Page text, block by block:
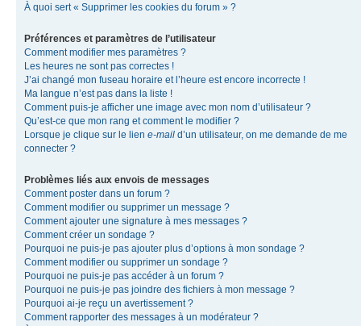
À quoi sert « Supprimer les cookies du forum » ?
Préférences et paramètres de l’utilisateur
Comment modifier mes paramètres ?
Les heures ne sont pas correctes !
J’ai changé mon fuseau horaire et l’heure est encore incorrecte !
Ma langue n’est pas dans la liste !
Comment puis-je afficher une image avec mon nom d’utilisateur ?
Qu’est-ce que mon rang et comment le modifier ?
Lorsque je clique sur le lien e-mail d’un utilisateur, on me demande de me
connecter ?
Problèmes liés aux envois de messages
Comment poster dans un forum ?
Comment modifier ou supprimer un message ?
Comment ajouter une signature à mes messages ?
Comment créer un sondage ?
Pourquoi ne puis-je pas ajouter plus d’options à mon sondage ?
Comment modifier ou supprimer un sondage ?
Pourquoi ne puis-je pas accéder à un forum ?
Pourquoi ne puis-je pas joindre des fichiers à mon message ?
Pourquoi ai-je reçu un avertissement ?
Comment rapporter des messages à un modérateur ?